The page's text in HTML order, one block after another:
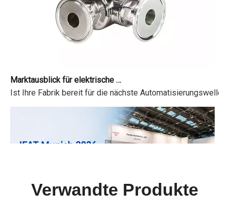
Ist Ihre Fabrik bereit für die nächste
Verwandte Produkte